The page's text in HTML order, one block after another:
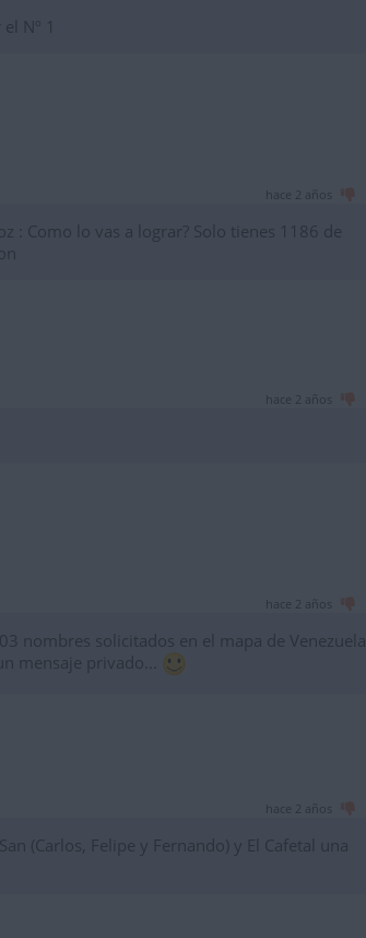
Nº 1
hace 2 años
: Como lo vas a lograr? Solo tienes 1186 de
hace 2 años
hace 2 años
nombres solicitados en el mapa de Venezuela.
mensaje privado...
hace 2 años
(Carlos, Felipe y Fernando) y El Cafetal una